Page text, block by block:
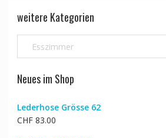
weitere Kategorien
Esszimmer
Neues im Shop
Lederhose Grösse 62
CHF83.00